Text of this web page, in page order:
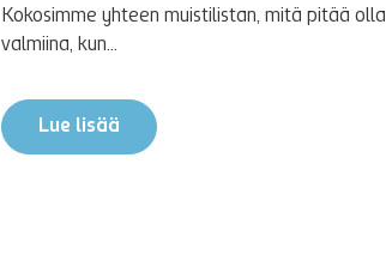
Kokosimme yhteen muistilistan, mitä pitää olla
valmiina, kun...
Lue lisää